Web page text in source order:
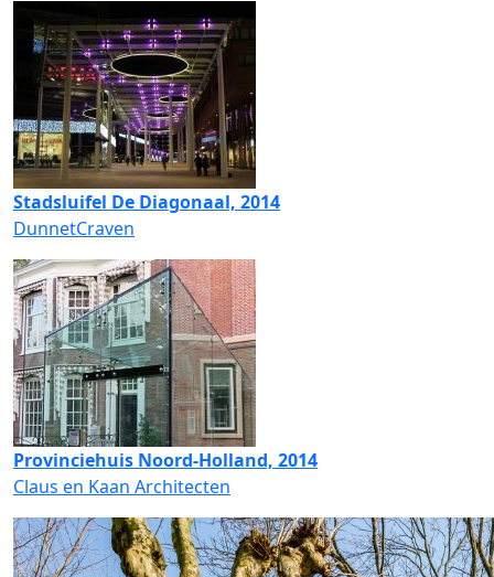
Stadsluifel De Diagonaal, 2014
DunnetCraven
Provinciehuis Noord-Holland, 2014
Claus en Kaan Architecten